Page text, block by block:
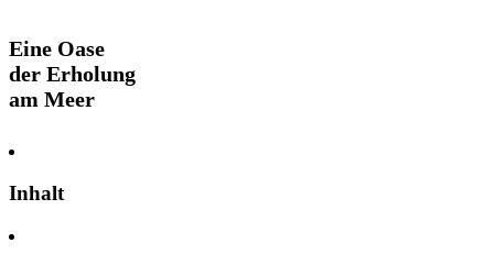
Eine Oase
der Erholung
am Meer
Inhalt